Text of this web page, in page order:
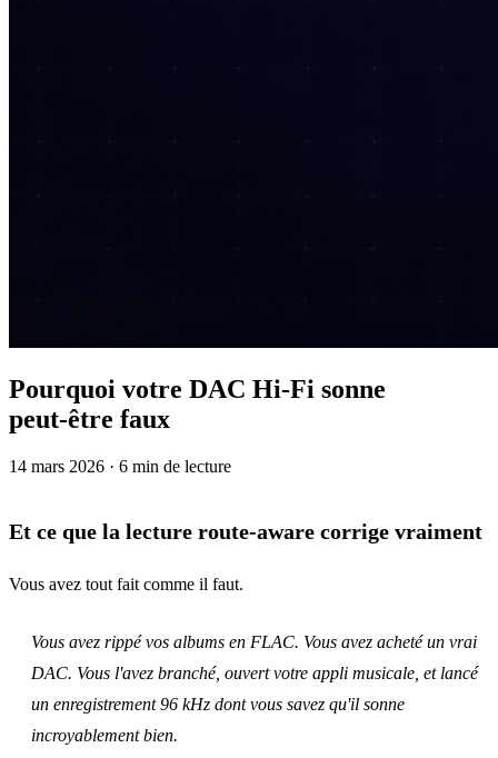
Pourquoi votre DAC Hi‑Fi sonne
peut‑être faux
14 mars 2026 · 6 min de lecture
Et ce que la lecture route‑aware corrige vraiment
Vous avez tout fait comme il faut.
Vous avez rippé vos albums en FLAC. Vous avez acheté un vrai
DAC. Vous l'avez branché, ouvert votre appli musicale, et lancé
un enregistrement 96 kHz dont vous savez qu'il sonne
incroyablement bien.